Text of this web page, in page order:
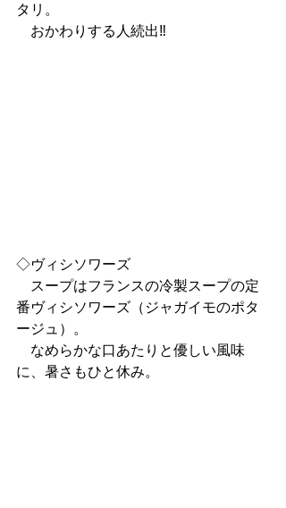
タリ。
おかわりする人続出‼
◇ヴィシソワーズ
スープはフランスの冷製スープの定
番ヴィシソワーズ（ジャガイモのポタ
ージュ）。
なめらかな口あたりと優しい風味
に、暑さもひと休み。